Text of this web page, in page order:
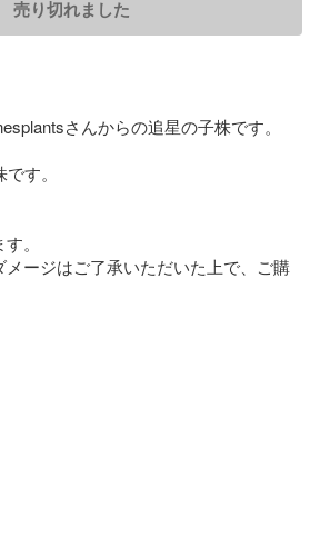
売り切れました
さんからの追星の子株です。
す。
。
ージはご了承いただいた上で、ご購